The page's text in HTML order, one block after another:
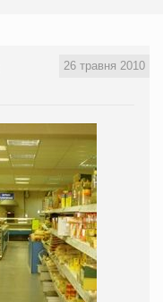
26 травня 2010